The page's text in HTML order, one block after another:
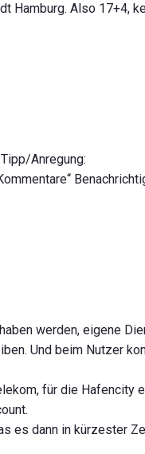
Hamburg. Also 17+4,
Anregung:
werden, eigene
Und beim Nutzer
für die Hafencity
es dann in kürzester